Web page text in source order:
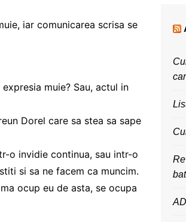
iar comunicarea scrisa se
muie? Sau, actul in
Dorel care sa stea sa sape
o invidie continua, sau intr-o
si sa ne facem ca muncim.
ocup eu de asta, se ocupa